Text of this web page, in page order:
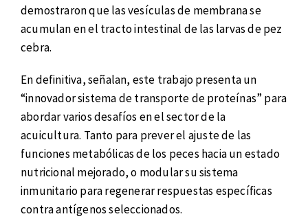
demostraron que las vesículas de membrana se
acumulan en el tracto intestinal de las larvas de pez
cebra.
En definitiva, señalan, este trabajo presenta un
“innovador sistema de transporte de proteínas” para
abordar varios desafíos en el sector de la
acuicultura. Tanto para prever el ajuste de las
funciones metabólicas de los peces hacia un estado
nutricional mejorado, o modular su sistema
inmunitario para regenerar respuestas específicas
contra antígenos seleccionados.